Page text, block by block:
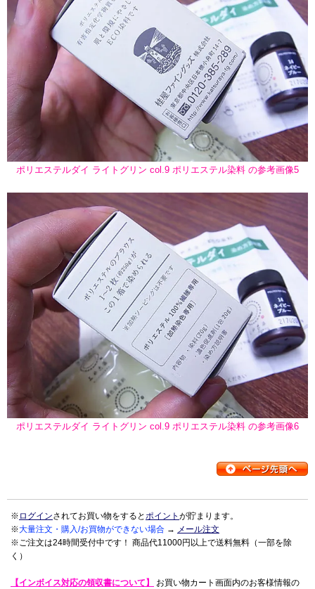
ポリエステルダイ ライトグリン col.9 ポリエステル染料 の参考画像5
ポリエステルダイ ライトグリン col.9 ポリエステル染料 の参考画像6
※ ログインされてお買い物をするとポイント が貯まります。
※大量注文・購入/お買物ができない場合 → メール注文
※ご注文は24時間受付中です！ 商品代11000円以上で送料無料（一部を除
く）
【インボイス対応の領収書について】
お買い物カート画面内のお客様情報の